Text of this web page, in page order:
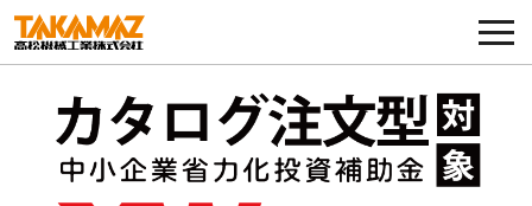
各種お問い合わせ・部品注文
採用に関してはこちらから
企業情報